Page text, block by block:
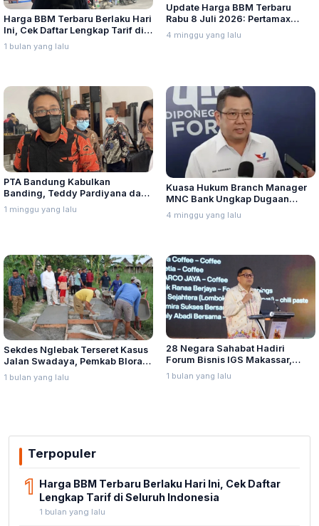
Harga BBM Terbaru Berlaku Hari
Ini, Cek Daftar Lengkap Tarif di
Seluruh Indonesia
1 bulan yang lalu
Update Harga BBM Terbaru
Rabu 8 Juli 2026: Pertamax
Turbo, Dexlite, dan Pertamina
Dex Turun
4 minggu yang lalu
PTA Bandung Kabulkan
Banding, Teddy Pardiyana dan
Bintang Ditetapkan Ahli Waris
Lina Jubaedah
1 minggu yang lalu
Kuasa Hukum Branch Manager
MNC Bank Ungkap Dugaan
Penganiayaan oleh Hary Tanoe
di MNC Towe
4 minggu yang lalu
Sekdes Nglebak Terseret Kasus
Jalan Swadaya, Pemkab Blora
Sebut Pendampingan Hukum
Bukan Kewenangannya
1 bulan yang lalu
28 Negara Sahabat Hadiri
Forum Bisnis IGS Makassar,
Munafri Tawarkan Investasi
Stadion Untia
1 bulan yang lalu
Terpopuler
1 Harga BBM Terbaru Berlaku Hari Ini, Cek Daftar
Lengkap Tarif di Seluruh Indonesia
1 bulan yang lalu